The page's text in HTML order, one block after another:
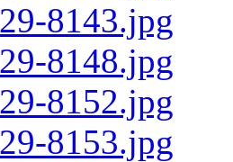
8143.jpg
8148.jpg
8152.jpg
8153.jpg